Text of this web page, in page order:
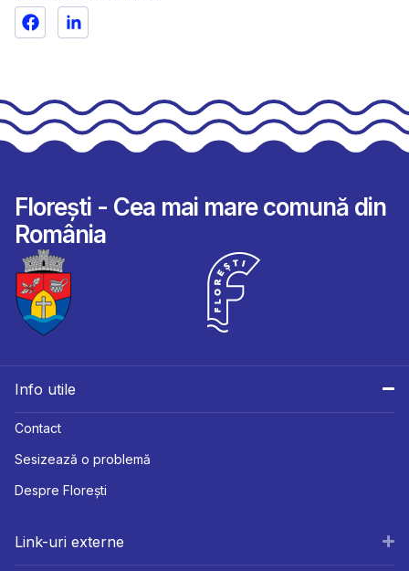
Florești - Cea mai mare comună din
România
Info utile
Contact
Sesizează o problemă
Despre Florești
Link-uri externe